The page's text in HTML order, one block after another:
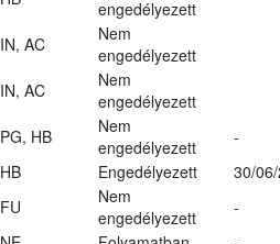
engedélyezett
IN, AC
Nem
engedélyezett
IN, AC
Nem
engedélyezett
PG, HB
Nem
engedélyezett
-
HB Engedélyezett
30/
FU
Nem
engedélyezett
-